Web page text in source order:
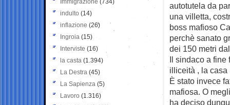
autotutela da
una villetta,
boss mafioso
perchè sanato
dei 150 metri
Il sindaco a fine
illiceità , la casa
È stato invece
mafiosa. O
ha deciso
Immigrazione (734)
indulto (14)
inflazione (26)
Ingroia (15)
Interviste (16)
la casta (1.394)
La Destra (45)
La Sapienza (5)
Lavoro (1.316)